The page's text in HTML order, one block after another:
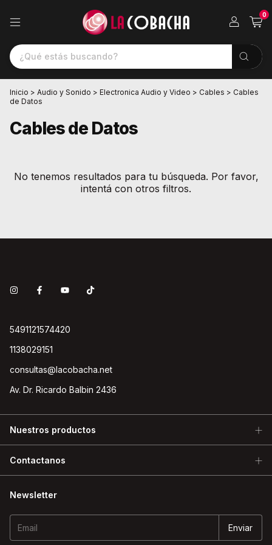
0
Inicio > Audio y Sonido > Electronica Audio y Video > Cables > Cables
de Datos
Cables de Datos
No tenemos resultados para tu búsqueda. Por favor,
intentá con otros filtros.
5491121574420
1138029151
consultas@lacobacha.net
Av. Dr. Ricardo Balbin 2436
Nuestros productos
Contactanos
Newsletter